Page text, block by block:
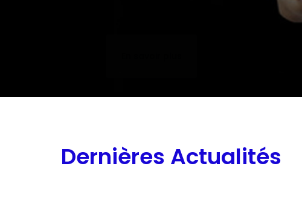
Dernières Actualités